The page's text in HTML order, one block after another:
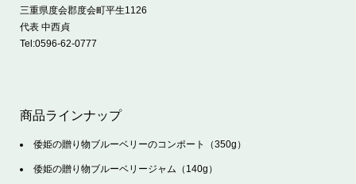
三重県度会郡度会町平生1126
代表 中西貞
Tel:0596-62-0777
商品ラインナップ
倭姫の贈り物ブルーベリーのコンポート（350g）
倭姫の贈り物ブルーベリージャム（140g）